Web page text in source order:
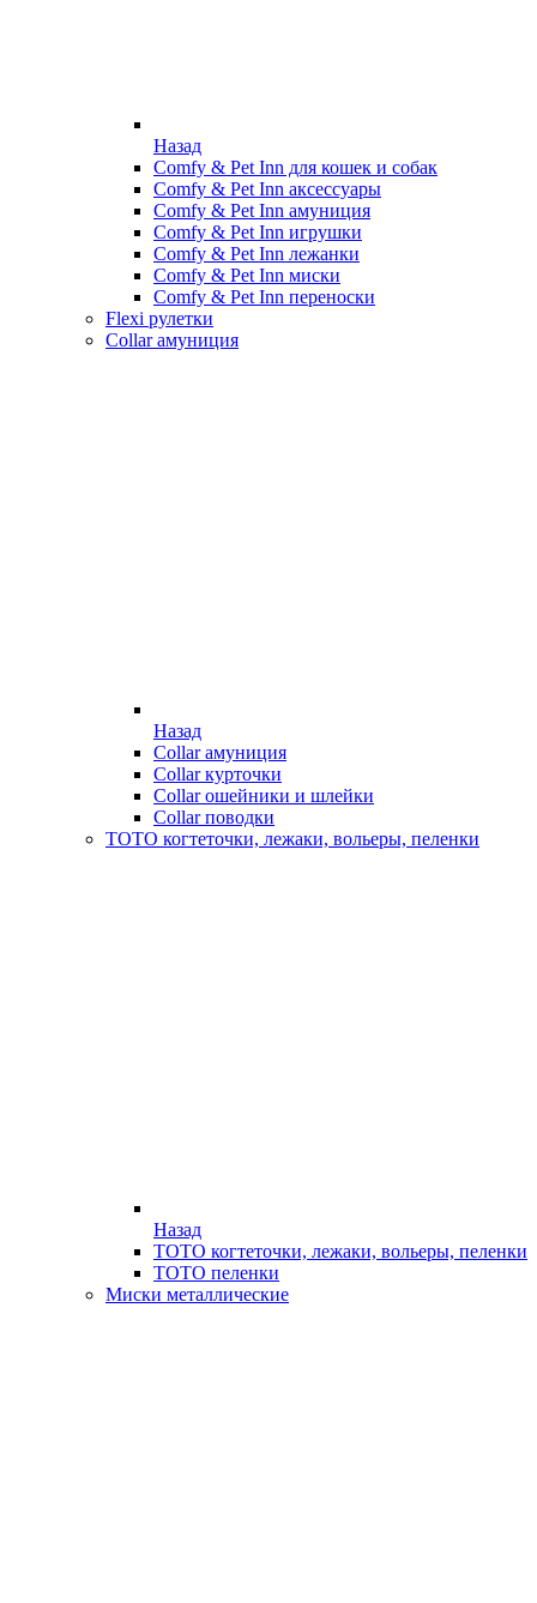
Назад
Comfy & Pet Inn для кошек и собак
Comfy & Pet Inn аксессуары
Comfy & Pet Inn амуниция
Comfy & Pet Inn игрушки
Comfy & Pet Inn лежанки
Comfy & Pet Inn миски
Comfy & Pet Inn переноски
Flexi рулетки
Collar амуниция
Назад
Collar амуниция
Collar курточки
Collar ошейники и шлейки
Collar поводки
ТОТО когтеточки, лежаки, вольеры, пеленки
Назад
ТОТО когтеточки, лежаки, вольеры, пеленки
ТОТО пеленки
Миски металлические